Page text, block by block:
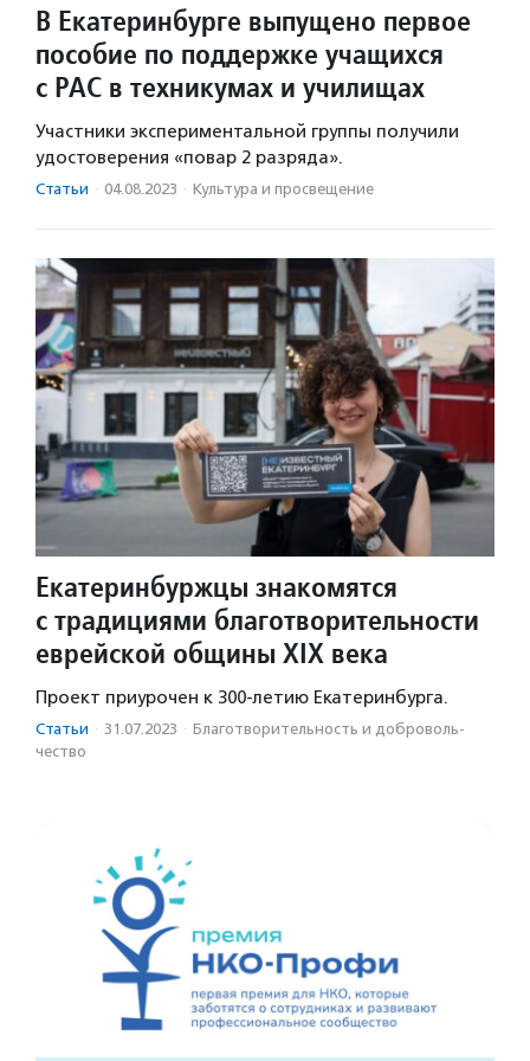
В Екатеринбурге выпущено первое
пособие по поддержке учащихся
с РАС в техникумах и училищах
Участники экспериментальной группы получили
удостоверения «повар 2 разряда».
Статьи · 04.08.2023 · Культура и просвещение
Екатеринбуржцы знакомятся
с традициями благотворительности
еврейской общины XIX века
Проект приурочен к 300-летию Екатеринбурга.
Статьи · 31.07.2023 · Благотвори­тель­ность и доброволь­
чест­во